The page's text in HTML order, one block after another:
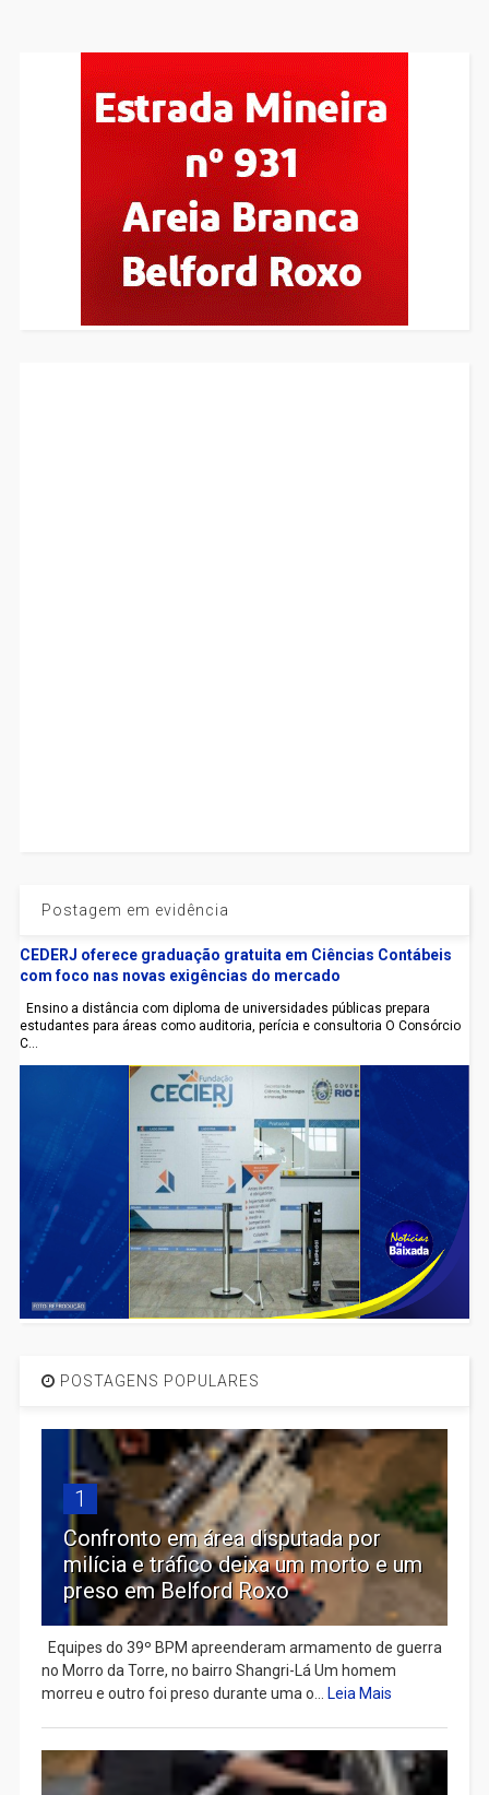
Postagem em evidência
CEDERJ oferece graduação gratuita em Ciências Contábeis
com foco nas novas exigências do mercado
Ensino a distância com diploma de universidades públicas prepara
estudantes para áreas como auditoria, perícia e consultoria O Consórcio
C...
POSTAGENS POPULARES
1
Confronto em área disputada por
milícia e tráfico deixa um morto e um
preso em Belford Roxo
Equipes do 39º BPM apreenderam armamento de guerra
no Morro da Torre, no bairro Shangri-Lá Um homem
morreu e outro foi preso durante uma o...
Leia Mais